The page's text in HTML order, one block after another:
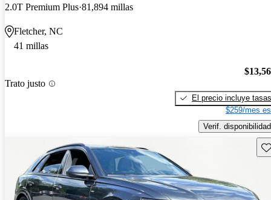
2.0T Premium Plus 81,894 millas
Fletcher, NC
41 millas
Trato justo
El precio incluye tasas
$259/mes
Verif. disponibilidad